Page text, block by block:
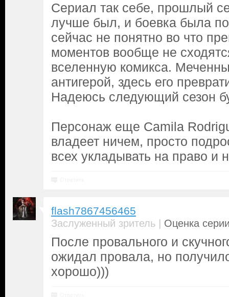
Сериал так себе, прошлый
лучше был, и боевка была
сейчас не понятно во что
моментов вообще не
вселенную комикса.
антигерой, здесь его
Надеюсь следующий сезон
Персонаж еще Camila
владеет ничем, просто
всех укладывать на право и
flash7867456465
Заслуженный зритель | Оценка
После провального и
ожидал провала, но
хорошо)))